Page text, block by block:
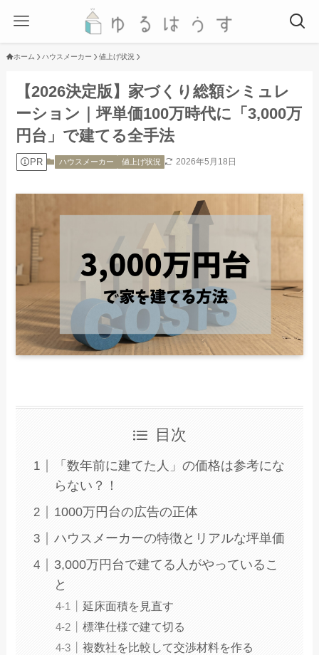
ホーム ハウスメーカー 値上げ状況
【2026決定版】家づくり総額シミュレ
ーション｜坪単価100万時代に「3,000万
円台」で建てる全手法
PR ハウスメーカー 値上げ状況 2026年5月18日
目次
「数年前に建てた人」の価格は参考にな
らない？！
1000万円台の広告の正体
ハウスメーカーの特徴とリアルな坪単価
3,000万円台で建てる人がやっているこ
と
延床面積を見直す
標準仕様で建て切る
複数社を比較して交渉材料を作る